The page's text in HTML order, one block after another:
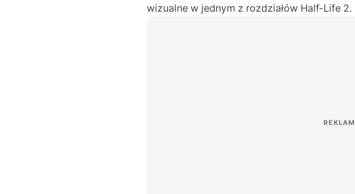
wizualne w jednym z rozdziałów Half-Life 2.